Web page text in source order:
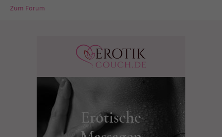
Zum Forum
Erotische